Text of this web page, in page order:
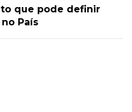
que pode definir
País